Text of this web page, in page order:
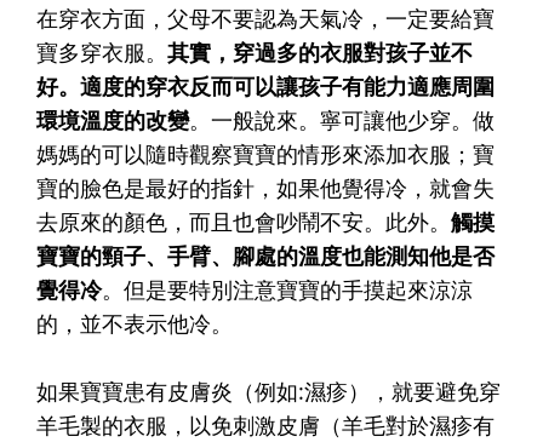
在穿衣方面，父母不要認為天氣冷，一定要給寶
寶多穿衣服。 其實，穿過多的衣服對孩子並不
好。適度的穿衣反而可以讓孩子有能力適應周圍
環境溫度的改變。一般說來。寧可讓他少穿。做
媽媽的可以隨時觀察寶寶的情形來添加衣服；寶
寶的臉色是最好的指針，如果他覺得冷，就會失
去原來的顏色，而且也會吵鬧不安。此外。 觸摸
寶寶的頸子、手臂、腳處的溫度也能測知他是否
覺得冷。但是要特別注意寶寶的手摸起來涼涼
的，並不表示他冷。
如果寶寶患有皮膚炎（例如:濕疹），就要避免穿
羊毛製的衣服，以免刺激皮膚（羊毛對於濕疹有